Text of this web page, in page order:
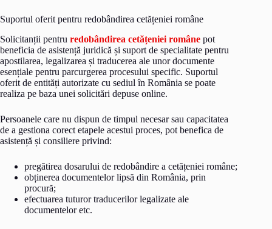
Suportul oferit pentru redobândirea cetățeniei române
Solicitanții pentru redobândirea cetățeniei române pot
beneficia de asistență juridică și suport de specialitate pentru
apostilarea, legalizarea și traducerea ale unor documente
esențiale pentru parcurgerea procesului specific. Suportul
oferit de entități autorizate cu sediul în România se poate
realiza pe baza unei solicitări depuse online.
Persoanele care nu dispun de timpul necesar sau capacitatea
de a gestiona corect etapele acestui proces, pot benefica de
asistență și consiliere privind:
pregătirea dosarului de redobândire a cetățeniei române;
obținerea documentelor lipsă din România, prin
procură;
efectuarea tuturor traducerilor legalizate ale
documentelor etc.